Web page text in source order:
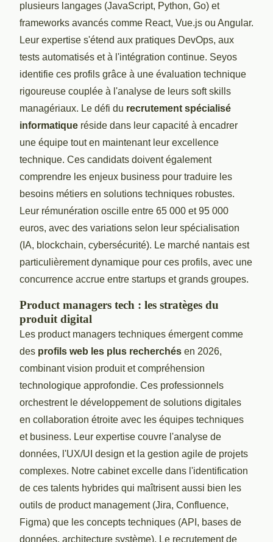
plusieurs langages (JavaScript, Python, Go) et
frameworks avancés comme React, Vue.js ou Angular.
Leur expertise s'étend aux pratiques DevOps, aux
tests automatisés et à l'intégration continue. Seyos
identifie ces profils grâce à une évaluation technique
rigoureuse couplée à l'analyse de leurs soft skills
managériaux. Le défi du recrutement spécialisé
informatique réside dans leur capacité à encadrer
une équipe tout en maintenant leur excellence
technique. Ces candidats doivent également
comprendre les enjeux business pour traduire les
besoins métiers en solutions techniques robustes.
Leur rémunération oscille entre 65 000 et 95 000
euros, avec des variations selon leur spécialisation
(IA, blockchain, cybersécurité). Le marché nantais est
particulièrement dynamique pour ces profils, avec une
concurrence accrue entre startups et grands groupes.
Product managers tech : les stratèges du
produit digital
Les product managers techniques émergent comme
des profils web les plus recherchés en 2026,
combinant vision produit et compréhension
technologique approfondie. Ces professionnels
orchestrent le développement de solutions digitales
en collaboration étroite avec les équipes techniques
et business. Leur expertise couvre l'analyse de
données, l'UX/UI design et la gestion agile de projets
complexes. Notre cabinet excelle dans l'identification
de ces talents hybrides qui maîtrisent aussi bien les
outils de product management (Jira, Confluence,
Figma) que les concepts techniques (API, bases de
données, architecture système). Le recrutement de